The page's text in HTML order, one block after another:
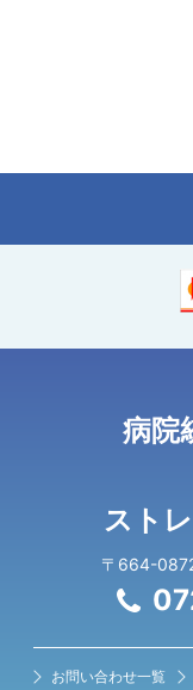
病院
スト
〒664-
お問い合わせ⼀覧